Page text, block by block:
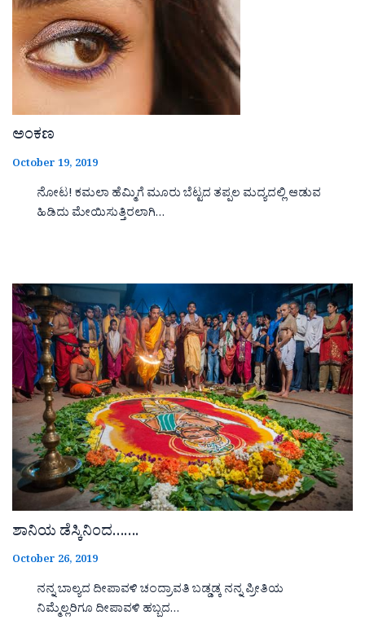
ಅಂಕಣ
October 19, 2019
ನೋಟ! ಕಮಲಾ ಹೆಮ್ಮಿಗೆ ಮೂರು ಬೆಟ್ಟದ ತಪ್ಪಲ ಮದ್ಯದಲ್ಲಿ ಆಡುವ
ಹಿಡಿದು ಮೇಯಿಸುತ್ತಿರಲಾಗಿ…
ಶಾನಿಯ ಡೆಸ್ಕಿನಿಂದ…….
October 26, 2019
ನನ್ನ ಬಾಲ್ಯದ ದೀಪಾವಳಿ ಚಂದ್ರಾವತಿ ಬಡ್ಡಡ್ಕ ನನ್ನ ಪ್ರೀತಿಯ
ನಿಮ್ಮೆಲ್ಲರಿಗೂ ದೀಪಾವಳಿ ಹಬ್ಬದ…